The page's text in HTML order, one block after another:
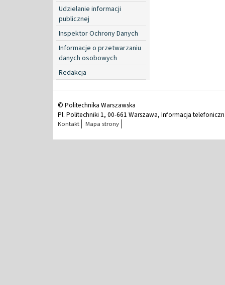
Udzielanie informacji
publicznej
Inspektor Ochrony Danych
Informacje o przetwarzaniu
danych osobowych
Redakcja
© Politechnika Warszawska
Pl. Politechniki 1, 00-661 Warszawa, Informacja
Kontakt Mapa strony